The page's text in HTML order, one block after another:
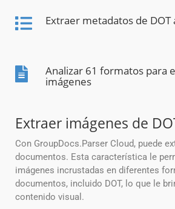
Extraer metadatos de DOT
Analizar 61 formatos para
imágenes
Extraer imágenes de
Con GroupDocs.Parser Cloud, puede
documentos. Esta característica le
imágenes incrustadas en diferentes
documentos, incluido DOT, lo que le
contenido visual.